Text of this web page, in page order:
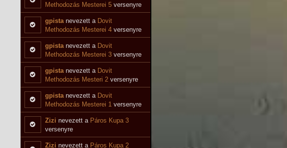
Methodozás Mesterei 5versenyre
gpistanevezett a Dovit
Methodozás Mesterei 4 versenyre
gpistanevezett a Dovit
Methodozás Mesterei 3versenyre
gpistanevezett a Dovit
Methodozás Mesteri 2versenyre
gpistanevezett a Dovit
Methodozás Mesterei 1versenyre
Zizi nevezett a Páros Kupa 3
versenyre
Zizi nevezett a Páros Kupa 2